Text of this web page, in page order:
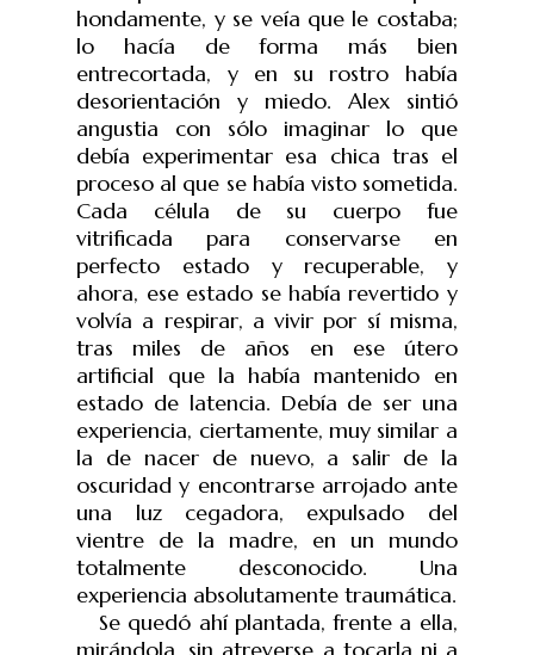
hondamente, y se veía que le costaba;
lo hacía de forma más bien
entrecortada, y en su rostro había
desorientación y miedo. Alex sintió
angustia con sólo imaginar lo que
debía experimentar esa chica tras el
proceso al que se había visto sometida.
Cada célula de su cuerpo fue
vitrificada para conservarse en
perfecto estado y recuperable, y
ahora, ese estado se había revertido y
volvía a respirar, a vivir por sí misma,
tras miles de años en ese útero
artificial que la había mantenido en
estado de latencia. Debía de ser una
experiencia, ciertamente, muy similar a
la de nacer de nuevo, a salir de la
oscuridad y encontrarse arrojado ante
una luz cegadora, expulsado del
vientre de la madre, en un mundo
totalmente desconocido. Una
experiencia absolutamente traumática.
Se quedó ahí plantada, frente a ella,